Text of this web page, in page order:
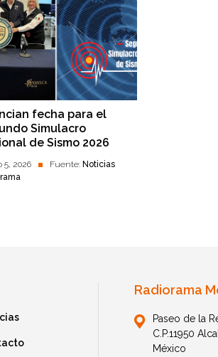
fecha para el
Simulacro
de Sismo 2026
5, 2026 Fuente: Noticias
Radiorama
Paseo de la
C.P.11950
México